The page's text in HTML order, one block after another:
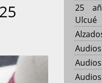
25
Ulcué